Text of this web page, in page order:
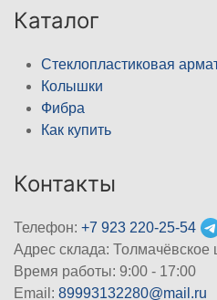
Каталог
Стеклопластиковая
Колышки
Фибра
Как купить
Контакты
Телефон: +7 923 220-25-54
Адрес склада:
Время работы: 9:00 - 17:00
Email: 89993132280@mail.ru